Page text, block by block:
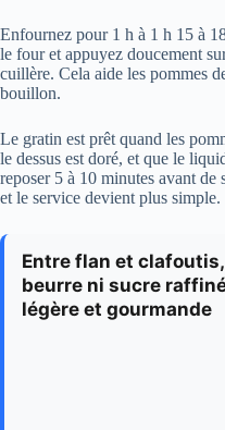
Enfournez pour 1 h à 1 h 15 à
le four et appuyez doucement
cuillère. Cela aide les pommes
bouillon.
Le gratin est prêt quand les
le dessus est doré, et que le
reposer 5 à 10 minutes avant de
et le service devient plus simple.
Entre flan et
beurre ni sucre
légère et gourmande